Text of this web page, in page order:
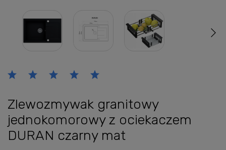
Zlewozmywak granitowy
jednokomorowy z ociekaczem
DURAN czarny mat